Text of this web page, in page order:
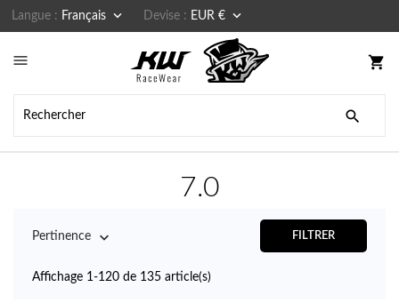
Langue : Français  Devise : EUR € 
 shopping_cart

7.0
Pertinence  FILTRER
Affichage 1-120 de 135 article(s)